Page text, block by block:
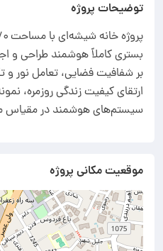
توضیحات پروژه
بستری کاملاً هوشمند طراحی و
بر شفافیت فضایی، تعامل نور و
ارتقای کیفیت زندگی روزمره،
سیستم‌های هوشمند در مقیاس
موقعیت مکانی پروژه